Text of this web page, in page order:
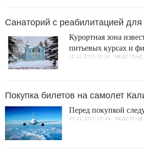
Санаторий с реабилитацией
Курортная зона
питьевых курсах и
11.12.2025 20:28 МЕДСТЕНД
Покупка билетов на самолет
Перед покупкой
27.11.2025 18:45 МЕДСТЕНД